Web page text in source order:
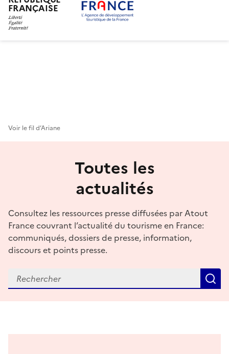
FRANÇAISE
Voir le fil d’Ariane
Toutes les
actualités
Consultez les ressources presse diffusées par Atout
France couvrant l’actualité du tourisme en France:
communiqués, dossiers de presse, information,
discours et points presse.